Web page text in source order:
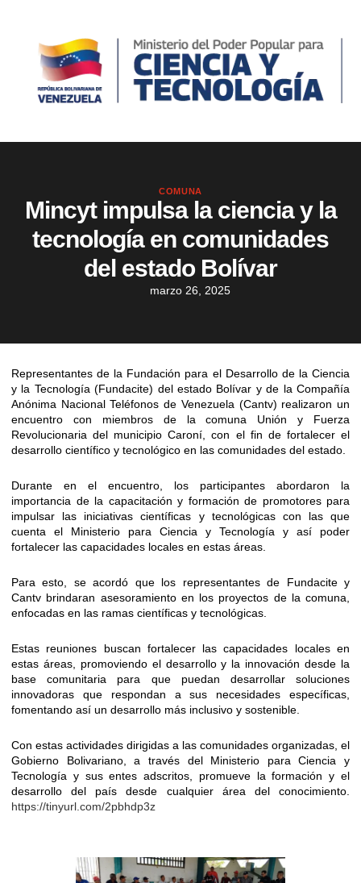
COMUNA
Mincyt impulsa la ciencia y la
tecnología en comunidades
del estado Bolívar
marzo 26, 2025
Representantes de la Fundación para el Desarrollo de la Ciencia
y la Tecnología (Fundacite) del estado Bolívar y de la Compañía
Anónima Nacional Teléfonos de Venezuela (Cantv) realizaron un
encuentro con miembros de la comuna Unión y Fuerza
Revolucionaria del municipio Caroní, con el fin de fortalecer el
desarrollo científico y tecnológico en las comunidades del estado.
Durante en el encuentro, los participantes abordaron la
importancia de la capacitación y formación de promotores para
impulsar las iniciativas científicas y tecnológicas con las que
cuenta el Ministerio para Ciencia y Tecnología y así poder
fortalecer las capacidades locales en estas áreas.
Para esto, se acordó que los representantes de Fundacite y
Cantv brindaran asesoramiento en los proyectos de la comuna,
enfocadas en las ramas científicas y tecnológicas.
Estas reuniones buscan fortalecer las capacidades locales en
estas áreas, promoviendo el desarrollo y la innovación desde la
base comunitaria para que puedan desarrollar soluciones
innovadoras que respondan a sus necesidades específicas,
fomentando así un desarrollo más inclusivo y sostenible.
Con estas actividades dirigidas a las comunidades organizadas, el
Gobierno Bolivariano, a través del Ministerio para Ciencia y
Tecnología y sus entes adscritos, promueve la formación y el
desarrollo del país desde cualquier área del conocimiento.
https://tinyurl.com/2pbhdp3z